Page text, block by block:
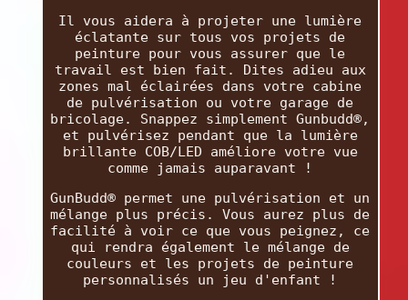
Il vous aidera à projeter une lumière
éclatante sur tous vos projets de
peinture pour vous assurer que le
travail est bien fait. Dites adieu aux
zones mal éclairées dans votre cabine
de pulvérisation ou votre garage de
bricolage. Snappez simplement Gunbudd®,
et pulvérisez pendant que la lumière
brillante COB/LED améliore votre vue
comme jamais auparavant !
GunBudd® permet une pulvérisation et un
mélange plus précis. Vous aurez plus de
facilité à voir ce que vous peignez, ce
qui rendra également le mélange de
couleurs et les projets de peinture
personnalisés un jeu d'enfant !